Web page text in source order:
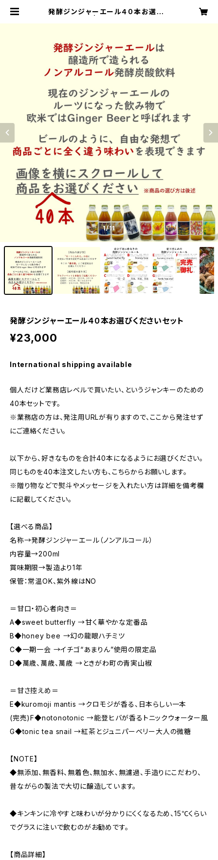
発酵ジンジャーエール４０本お選びく
1/11
発酵ジンジャーエール４０本お選びくださいセット
¥23,000
International shipping available
個人だけど業務店レベルで買いたい、というジャンキーのための
40本セットです。
※業務店の方は、発注用URLが有りますので、ここから発注せず
にご連絡ください。
以下から、好きなものを合計40本になるようにお選びください。
同じものを40本注文したい方も、こちらからお願いします。
※贈り物などで熨斗やメッセージを入れたい方は詳細を備考欄
に記載してください。
【選べる商品】
名称→発酵ジンジャーエール（ノンアルコール）
内容量→200ml
賞味期限→製造より1年
保管：常温OK、紫外線はNO
＝甘口・初心者向き＝
A◆sweet butterfly →甘く華やかな定番品
B◆honey bee →幻の龍眼ハチミツ
C◆一期一会 →イチゴ“あまりん”使用の限定品
D◆萬歳、萬歳、萬歳 →ときがわ町の青実山椒
＝甘さ控えめ＝
E◆kuromoji mantis →クロモジが香る、日本らしい一本
(完売)F◆notonotonic →能登ヒバが香るトニックウォーター風
G◆tonic tea snail →紅茶とジュニパーベリー大人の微糖
【NOTE】
◆無添加、無香料、無着色、無加水、無濾過、手造りにこだわり、
昔ながらの製法で大切に醸造しています。
◆キンキンに冷やすと味わいが分かりにくくなるため、15℃くらい
でグラスに注いで飲むのがお勧めです。
【商品詳細】